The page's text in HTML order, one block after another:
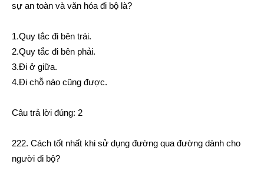
sự an toàn và văn hóa đi bộ là?
1.Quy tắc đi bên trái.
2.Quy tắc đi bên phải.
3.Đi ở giữa.
4.Đi chỗ nào cũng được.
Câu trả lời đúng: 2
222. Cách tốt nhất khi sử dụng đường qua đường dành cho
người đi bộ?